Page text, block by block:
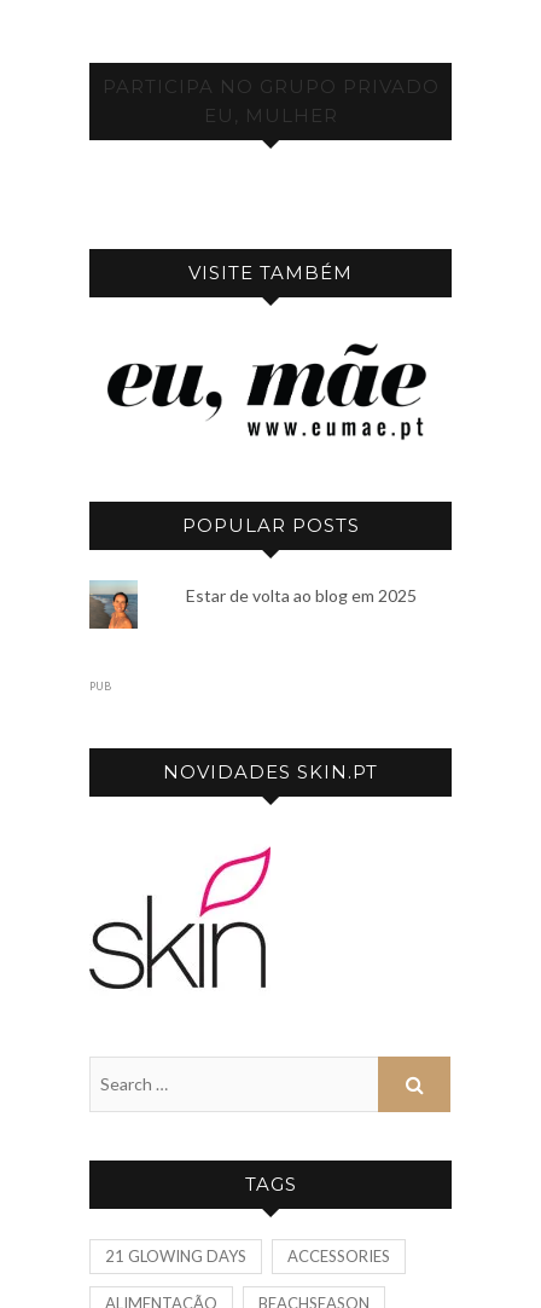
PARTICIPA NO GRUPO PRIVADO
EU, MULHER
VISITE TAMBÉM
POPULAR POSTS
Estar de volta ao blog em 2025
PUB
NOVIDADES SKIN.PT
TAGS
21 GLOWING DAYS ACCESSORIES
ALIMENTAÇÃO BEACHSEASON